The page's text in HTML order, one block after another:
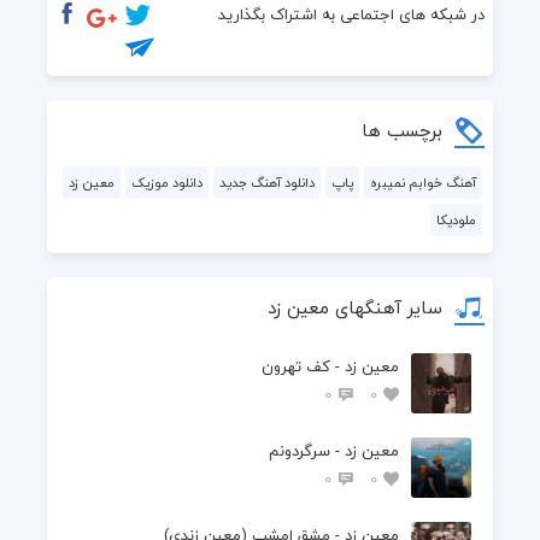
تو حالت خوب میشه ولی نه پیشه من میخندی به ریش من
که ازکنده بلند میشه همیشه دود،  نبودپیشم اونکه تو فکرم همیشه بود
برکت نداره بدون حرکت، مثل سیگار بدون فندک
صد بار بهت گفتم نرو هر بار صدامو نشنیدی
اینبار نگاه کن تو چشمام اینبار خودت هم ترسیدی
در شبکه های اجتماعی به اشتراک بگذارید
برچسب ها
آهنگ خوابم نمیبره پاپ دانلود آهنگ جدید دانلود موزیک
معین زد
ملودیکا
سایر آهنگهای معین زد
معین زد - کف تهرون
0
0
معین زد - سرگردونم
0
0